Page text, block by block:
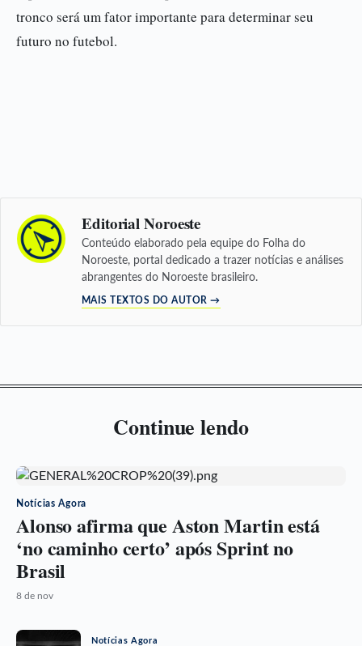
tronco será um fator importante para determinar seu
futuro no futebol.
Editorial Noroeste
Conteúdo elaborado pela equipe do Folha do
Noroeste, portal dedicado a trazer notícias e análises
abrangentes do Noroeste brasileiro.
MAIS TEXTOS DO AUTOR →
Continue lendo
Notícias Agora
Alonso afirma que Aston Martin está
‘no caminho certo’ após Sprint no
Brasil
8 de nov
Notícias Agora